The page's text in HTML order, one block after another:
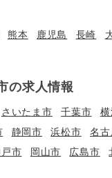
熊本 鹿児島 長崎
の求人情報
さいたま市 千葉市 横
静岡市 浜松市 名古
市 岡山市 広島市